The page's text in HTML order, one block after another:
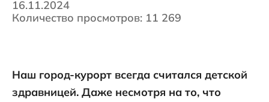
16.11.2024
Количество просмотров: 11 269
Наш город-курорт всегда считался детской
здравницей. Даже несмотря на то, что